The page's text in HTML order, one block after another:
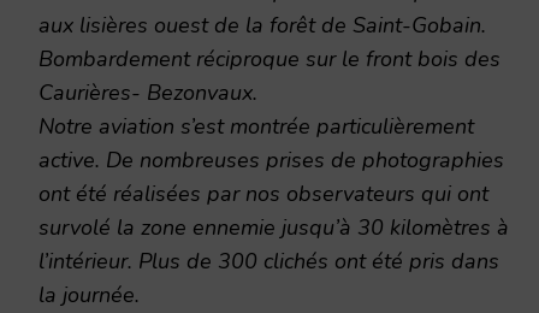
aux lisières ouest de la forêt de Saint-Gobain.
Bombardement réciproque sur le front bois des
Caurières- Bezonvaux.
Notre aviation s’est montrée particulièrement
active. De nombreuses prises de photographies
ont été réalisées par nos observateurs qui ont
survolé la zone ennemie jusqu’à 30 kilomètres à
l’intérieur. Plus de 300 clichés ont été pris dans
la journée.